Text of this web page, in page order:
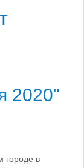
2020"
городе в